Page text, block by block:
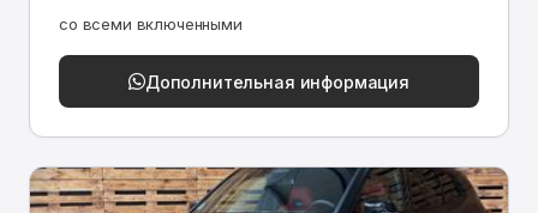
со всеми включенными
Дополнительная информация